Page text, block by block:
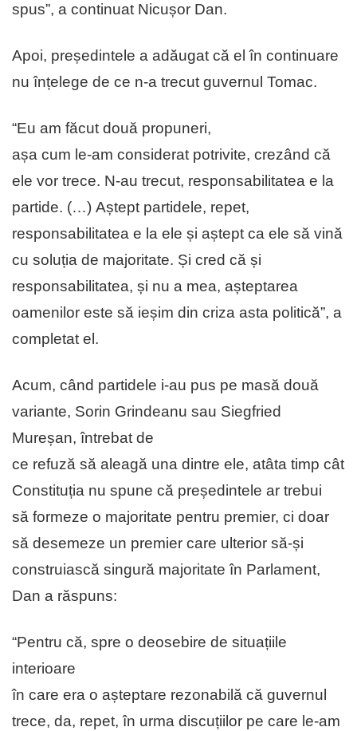
spus”, a continuat Nicușor Dan.
Apoi, președintele a adăugat că el în continuare
nu înțelege de ce n-a trecut guvernul Tomac.
“Eu am făcut două propuneri,
așa cum le-am considerat potrivite, crezând că
ele vor trece. N-au trecut, responsabilitatea e la
partide. (…) Aștept partidele, repet,
responsabilitatea e la ele și aștept ca ele să vină
cu soluția de majoritate. Și cred că și
responsabilitatea, și nu a mea, așteptarea
oamenilor este să ieșim din criza asta politică”, a
completat el.
Acum, când partidele i-au pus pe masă două
variante, Sorin Grindeanu sau Siegfried
Mureșan, întrebat de
ce refuză să aleagă una dintre ele, atâta timp cât
Constituția nu spune că președintele ar trebui
să formeze o majoritate pentru premier, ci doar
să desemeze un premier care ulterior să-și
construiască singură majoritate în Parlament,
Dan a răspuns:
“Pentru că, spre o deosebire de situațiile
interioare
în care era o așteptare rezonabilă că guvernul
trece, da, repet, în urma discuțiilor pe care le-am